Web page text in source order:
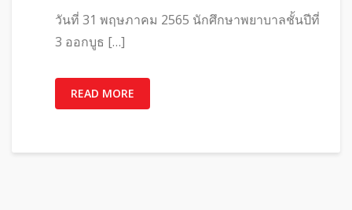
วันที่ 31 พฤษภาคม 2565 นักศึกษาพยาบาลชั้นปีที่
3 ออกบูธ […]
READ MORE